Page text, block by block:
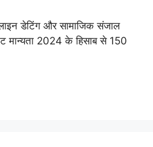
डेटिंग और सामाजिक संजाल
मान्यता 2024 के हिसाब से 150